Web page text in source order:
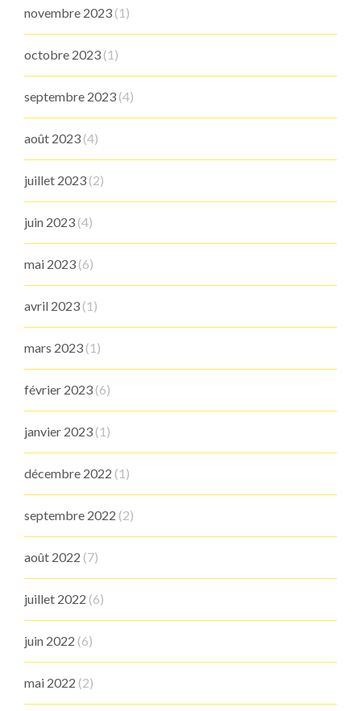
novembre 2023 (1)
octobre 2023 (1)
septembre 2023 (4)
août 2023 (4)
juillet 2023 (2)
juin 2023 (4)
mai 2023 (6)
avril 2023 (1)
mars 2023 (1)
février 2023 (6)
janvier 2023 (1)
décembre 2022 (1)
septembre 2022 (2)
août 2022 (7)
juillet 2022 (6)
juin 2022 (6)
mai 2022 (2)